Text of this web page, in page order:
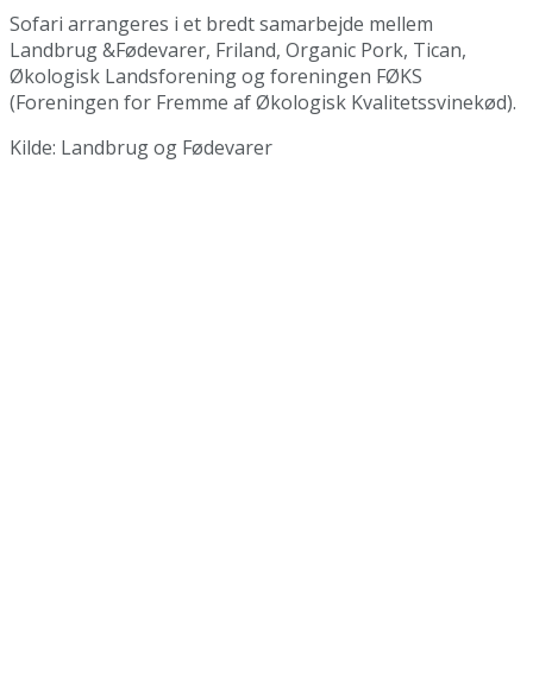
Sofari arrangeres i et bredt samarbejde mellem
Landbrug &Fødevarer, Friland, Organic Pork, Tican,
Økologisk Landsforening og foreningen FØKS
(Foreningen for Fremme af Økologisk Kvalitetssvinekød).
Kilde: Landbrug og Fødevarer